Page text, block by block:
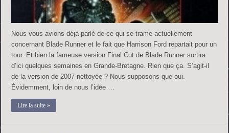
Nous vous avions déjà parlé de ce qui se trame actuellement
concernant Blade Runner et le fait que Harrison Ford repartait pour un
tour. Et bien la fameuse version Final Cut de Blade Runner sortira
d’ici quelques semaines en Grande-Bretagne. Rien que ça. S’agit-il
de la version de 2007 nettoyée ? Nous supposons que oui.
Évidemment, loin de nous l’idée …
Lire la suite »